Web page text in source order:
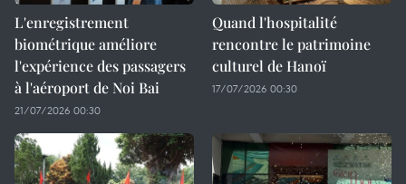
L'enregistrement
biométrique améliore
l'expérience des passagers
à l'aéroport de Noi Bai
21/07/2026 00:30
Quand l'hospitalité
rencontre le patrimoine
culturel de Hanoï
17/07/2026 00:30